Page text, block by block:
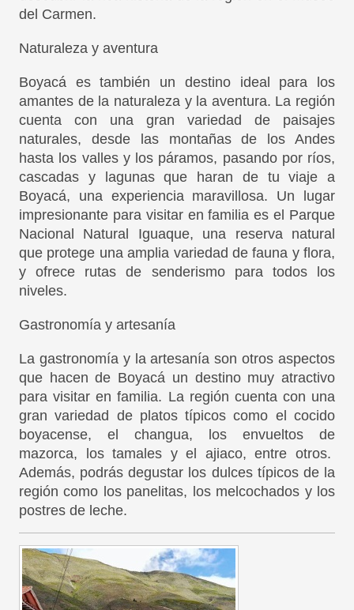
del Carmen.
Naturaleza y aventura
Boyacá es también un destino ideal para los
amantes de la naturaleza y la aventura. La región
cuenta con una gran variedad de paisajes
naturales, desde las montañas de los Andes
hasta los valles y los páramos, pasando por ríos,
cascadas y lagunas que haran de tu viaje a
Boyacá, una experiencia maravillosa. Un lugar
impresionante para visitar en familia es el Parque
Nacional Natural Iguaque, una reserva natural
que protege una amplia variedad de fauna y flora,
y ofrece rutas de senderismo para todos los
niveles.
Gastronomía y artesanía
La gastronomía y la artesanía son otros aspectos
que hacen de Boyacá un destino muy atractivo
para visitar en familia. La región cuenta con una
gran variedad de platos típicos como el cocido
boyacense, el changua, los envueltos de
mazorca, los tamales y el ajiaco, entre otros.
Además, podrás degustar los dulces típicos de la
región como los panelitas, los melcochados y los
postres de leche.